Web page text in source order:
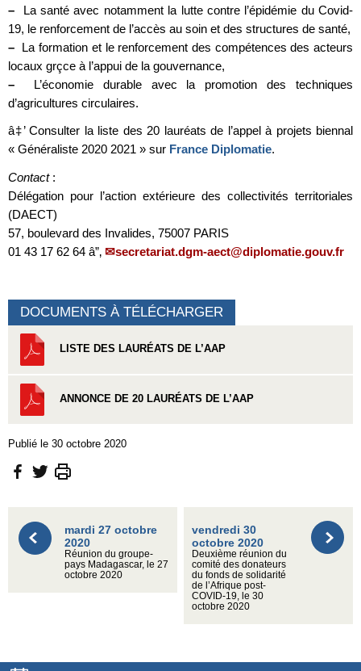
– La santé avec notamment la lutte contre l’épidémie du Covid-
19, le renforcement de l’accès au soin et des structures de santé,
– La formation et le renforcement des compétences des acteurs
locaux grçce à l’appui de la gouvernance,
– L’économie durable avec la promotion des techniques
d’agricultures circulaires.
â‡’ Consulter la liste des 20 lauréats de l’appel à projets biennal
« Généraliste 2020 2021 » sur France Diplomatie.
Contact:
Délégation pour l’action extérieure des collectivités territoriales
(DAECT)
57, boulevard des Invalides, 75007 PARIS
01 43 17 62 64 â”‚
secretariat.dgm-aect@diplomatie.gouv.fr
DOCUMENTS À TÉLÉCHARGER
LISTE DES LAURÉATS DE L’AAP
ANNONCE DE 20 LAURÉATS DE L’AAP
Publié le 30 octobre 2020
mardi 27 octobre
2020
Réunion du groupe-
pays Madagascar, le 27
octobre 2020
vendredi 30
octobre 2020
Deuxième réunion du
comité des donateurs
du fonds de solidarité
de l’Afrique post-
COVID-19, le 30
octobre 2020